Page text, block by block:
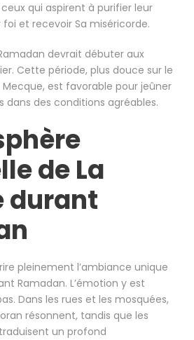
qui aspirent à purifier leur
et recevoir Sa miséricorde.
devrait débuter aux
Cette période, plus douce sur le
est favorable pour jeûner
dans des conditions agréables.
de La
durant
pleinement l’ambiance unique
Ramadan. L’émotion y est
Dans les rues et les mosquées,
résonnent, tandis que les
un profond